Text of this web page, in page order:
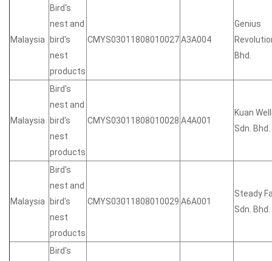
Malaysia
Bird's
nest and
bird's
nest
products
CMYS03011808010027A3A004
Genius
Bhd.
Malaysia
Bird's
nest and
bird's
nest
products
CMYS03011808010028 A4A001
Kuan
Sdn. Bhd.
Malaysia
Bird's
nest and
bird's
nest
products
CMYS03011808010029 A6A001
Steady
Sdn. Bhd.
Bird's